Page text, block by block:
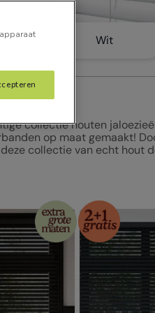
hout Wit
collectie houten
op maat gemaakt!
collectie van echt hout